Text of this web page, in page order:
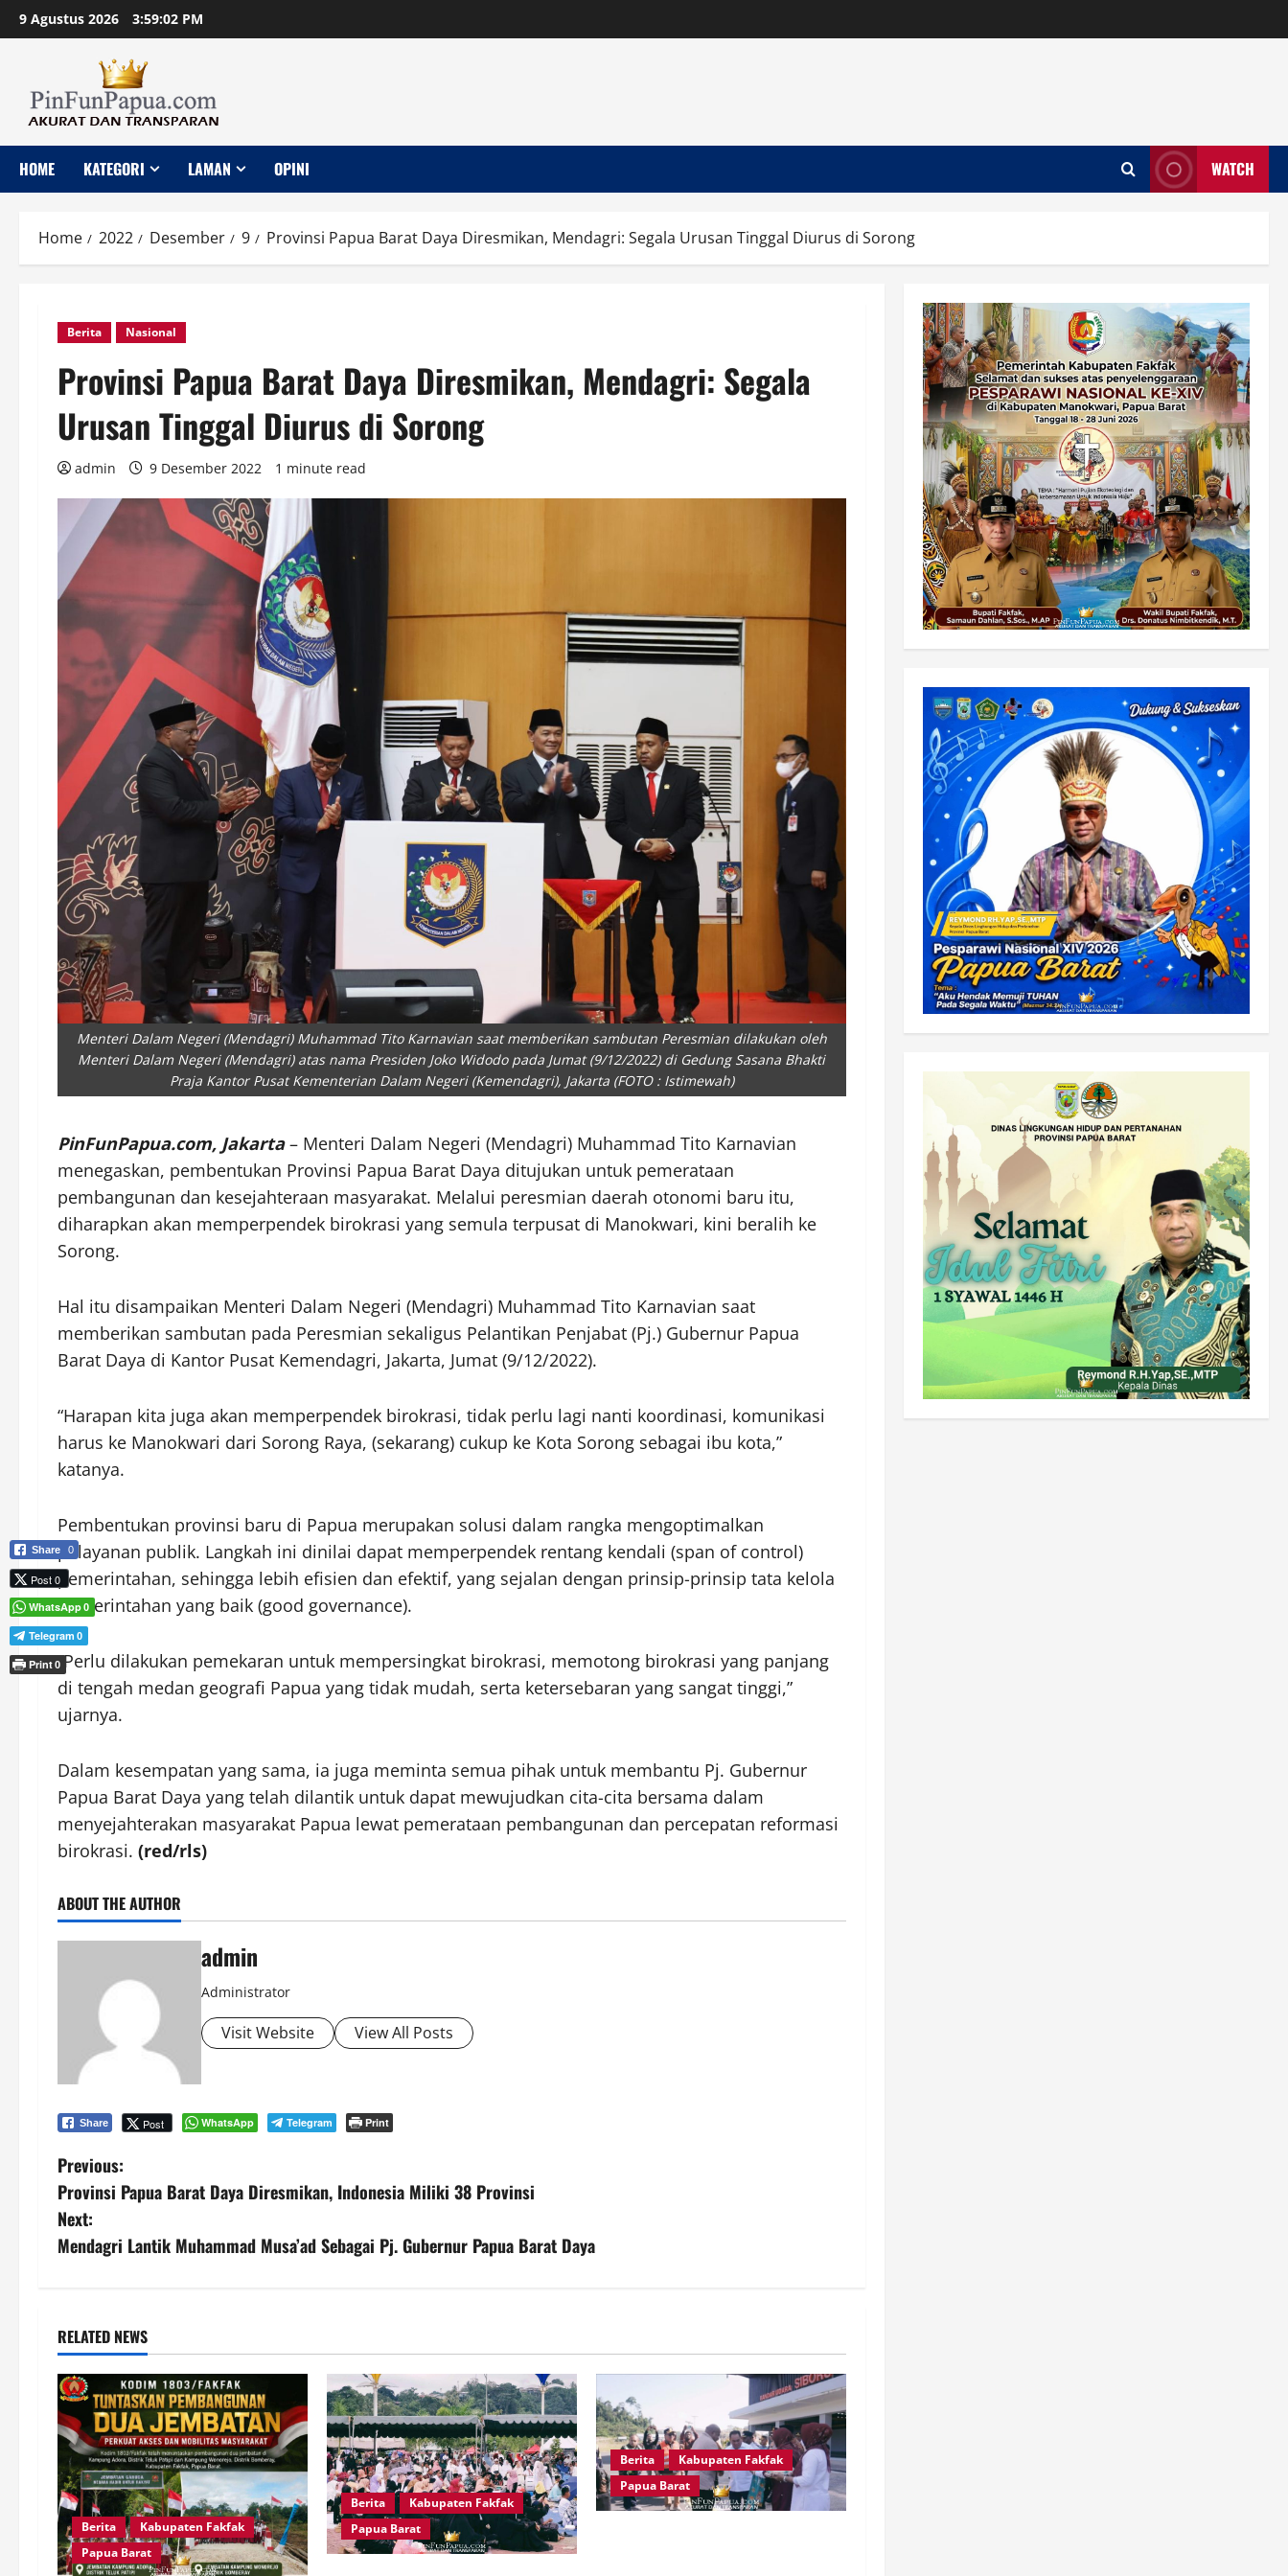
Skip
to
9 Agustus 2026 3:59:03 PM
HOME KATEGORI LAMAN OPINI WATCH
Home 2022 Desember 9 Provinsi Papua Barat Daya Diresmikan, Mendagri: Segala Urusan Tinggal Diurus di Sorong
Berita Nasional
Provinsi Papua Barat Daya Diresmikan, Mendagri: Segala
Urusan Tinggal Diurus di Sorong
admin 9 Desember 2022 1 minute read
Menteri Dalam Negeri (Mendagri) Muhammad Tito Karnavian saat memberikan sambutan Peresmian dilakukan oleh
Menteri Dalam Negeri (Mendagri) atas nama Presiden Joko Widodo pada Jumat (9/12/2022) di Gedung Sasana Bhakti
Praja Kantor Pusat Kementerian Dalam Negeri (Kemendagri), Jakarta (FOTO : Istimewah)
PinFunPapua.com, Jakarta – Menteri Dalam Negeri (Mendagri) Muhammad Tito Karnavian
menegaskan, pembentukan Provinsi Papua Barat Daya ditujukan untuk pemerataan
pembangunan dan kesejahteraan masyarakat. Melalui peresmian daerah otonomi baru itu,
diharapkan akan memperpendek birokrasi yang semula terpusat di Manokwari, kini beralih ke
Sorong.
Hal itu disampaikan Menteri Dalam Negeri (Mendagri) Muhammad Tito Karnavian saat
memberikan sambutan pada Peresmian sekaligus Pelantikan Penjabat (Pj.) Gubernur Papua
Barat Daya di Kantor Pusat Kemendagri, Jakarta, Jumat (9/12/2022).
“Harapan kita juga akan memperpendek birokrasi, tidak perlu lagi nanti koordinasi, komunikasi
harus ke Manokwari dari Sorong Raya, (sekarang) cukup ke Kota Sorong sebagai ibu kota,”
katanya.
Pembentukan provinsi baru di Papua merupakan solusi dalam rangka mengoptimalkan
pelayanan publik. Langkah ini dinilai dapat memperpendek rentang kendali (span of control)
pemerintahan, sehingga lebih efisien dan efektif, yang sejalan dengan prinsip-prinsip tata kelola
pemerintahan yang baik (good governance).
“Perlu dilakukan pemekaran untuk mempersingkat birokrasi, memotong birokrasi yang panjang
di tengah medan geografi Papua yang tidak mudah, serta ketersebaran yang sangat tinggi,”
ujarnya.
Dalam kesempatan yang sama, ia juga meminta semua pihak untuk membantu Pj. Gubernur
Papua Barat Daya yang telah dilantik untuk dapat mewujudkan cita-cita bersama dalam
menyejahterakan masyarakat Papua lewat pemerataan pembangunan dan percepatan reformasi
birokrasi. (red/rls)
ABOUT THE AUTHOR
admin
Administrator
Visit Website View All Posts
Share Post WhatsApp Telegram Print
P
o
s
n
a
v
i
g
a
Previous:
Provinsi Papua Barat Daya Diresmikan, Indonesia Miliki 38 Provinsi
Next:
Mendagri Lantik Muhammad Musa’ad Sebagai Pj. Gubernur Papua Barat Daya
RELATED NEWS
Berita
Kabupaten Fakfak
Papua Barat
Berita
Kabupaten Fakfak
Papua Barat
Berita
Kabupaten Fakfak
Papua Barat
Share 0
Post 0
WhatsApp0
Telegram 0
Print0